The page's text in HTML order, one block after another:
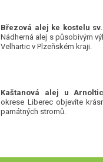
Nádherná alej s působivým
Velhartic v Plzeňském kraji.
Kaštanová alej u Arnoltic
okrese Liberec objevíte
památných stromů.